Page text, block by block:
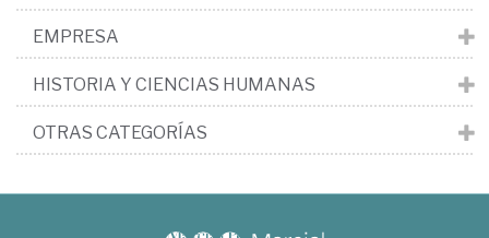
EMPRESA
HISTORIA Y CIENCIAS HUMANAS
OTRAS CATEGORÍAS